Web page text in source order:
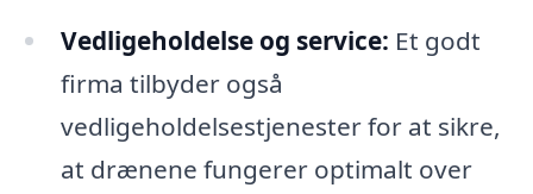
Vedligeholdelse og service: Et godt
firma tilbyder også
vedligeholdelsestjenester for at sikre,
at drænene fungerer optimalt over